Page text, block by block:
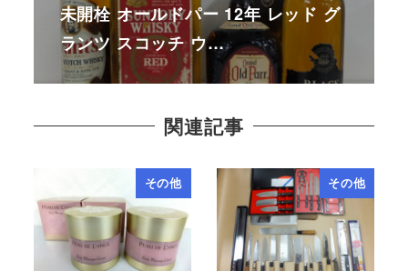
未開栓 オールドパー 12年 レッド グ
ランツ スコッチ ウ…
関連記事
その他 その他